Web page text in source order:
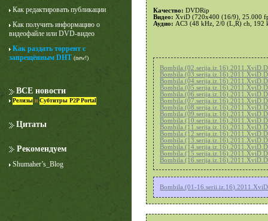
Как редактировать публикации
Как получить информацию о
видеофайле или DVD-видео
Как раздать торрент с
запрещённым DHT (new!)
ВСЕ новости
Релизы и Субтитры P2P Portal
Цитаты
Рекомендуем
Shumaher’s_Blog
Лучше звоните Солу
1 сезон
Качество: DVDRip
Видео: XviD (720x400 (16/9), 25.000
Аудио: AC3 (48 kHz, 2/0 (L,R) ch, 192
Bombila.(01-